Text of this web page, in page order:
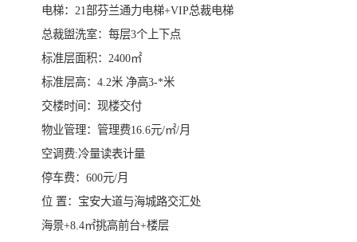
电梯：21部芬兰通力电梯+VIP总裁电梯
总裁盥洗室：每层3个上下点
标准层面积：2400㎡
标准层高：4.2米 净高3-*米
交楼时间：现楼交付
物业管理：管理费16.6元/㎡/月
空调费:冷量读表计量
停车费：600元/月
位 置：宝安大道与海城路交汇处
海景+8.4㎡挑高前台+楼层